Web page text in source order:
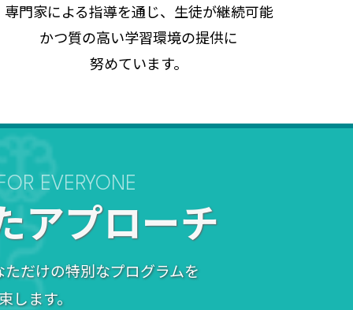
専門家による指導を通じ、生徒が継続可能
かつ質の高い学習環境の提供に
努めています。
EVERYONE
アプローチ
だけの特別なプログラムを
します。